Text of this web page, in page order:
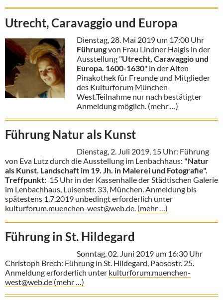
Utrecht, Caravaggio und Europa
Dienstag, 28. Mai 2019 um 17:00 Uhr
Führungvon Frau Lindner Haigis in der
Ausstellung "Utrecht, Caravaggio und
Europa. 1600-1630" in der Alten
Pinakothek für Freunde und Mitglieder
des Kulturforum München-
West.Teilnahme nur nach bestätigter
Anmeldung möglich. (mehr …)
Führung Natur als Kunst
Dienstag, 2. Juli 2019, 15 Uhr: Führung
von Eva Lutz durch die Ausstellung im Lenbachhaus: "Natur
als Kunst. Landschaft im 19. Jh. in Malerei und Fotografie".
Treffpunkt: 15 Uhr in der Kassenhalle der Städtischen Galerie
im Lenbachhaus, Luisenstr. 33, München. Anmeldung bis
spätestens 1.7.2019 unbedingt erforderlich unter
kulturforum.muenchen-west@web.de. (mehr …)
Führung in St. Hildegard
Sonntag, 02. Juni 2019 um 16:30 Uhr
Christoph Brech: Führung in St. Hildegard, Paosostr. 25.
Anmeldung erforderlich unter kulturforum.muenchen-
west@web.de (mehr …)